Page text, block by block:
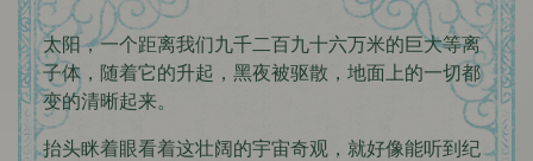
太阳，一个距离我们九千二百九十六万米的巨大等离
子体，随着它的升起，黑夜被驱散，地面上的一切都
变的清晰起来。
抬头眯着眼看着这壮阔的宇宙奇观，就好像能听到纪